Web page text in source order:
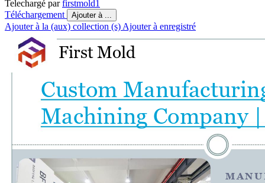
Telechargé parfirstmold1
Téléchargement
Ajouter à ...
Ajouter à la (aux) collection (s) Ajouter à enregistré
MAN U
Custom
Machining Company
First Mold